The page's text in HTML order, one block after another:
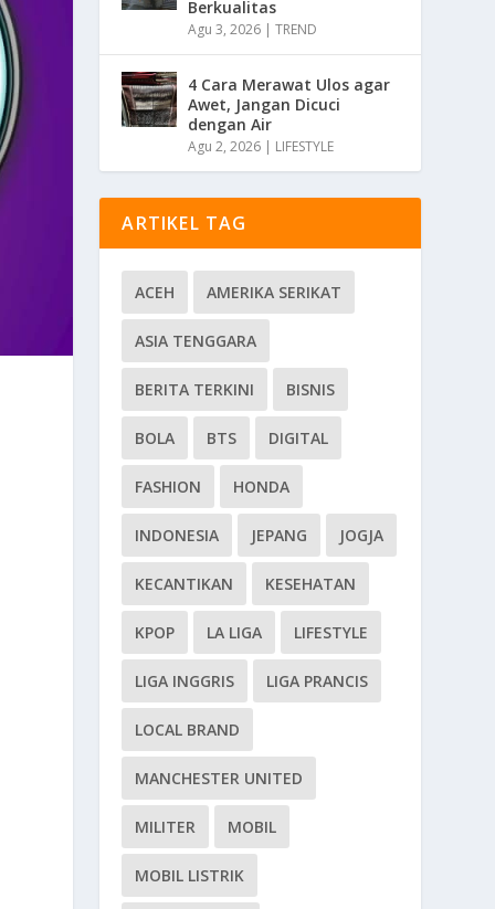
Berkualitas
Agu 3, 2026 |TREND
4 Cara Merawat Ulos agar
Awet, Jangan Dicuci
dengan Air
Agu 2, 2026 | LIFESTYLE
ARTIKEL TAG
ACEH AMERIKA SERIKAT
ASIA TENGGARA
BERITA TERKINI BISNIS
BOLA BTS DIGITAL
FASHION HONDA
INDONESIA JEPANG JOGJA
KECANTIKAN KESEHATAN
KPOP LA LIGA LIFESTYLE
LIGA INGGRIS LIGA PRANCIS
LOCAL BRAND
MANCHESTER UNITED
MILITER MOBIL
MOBIL LISTRIK